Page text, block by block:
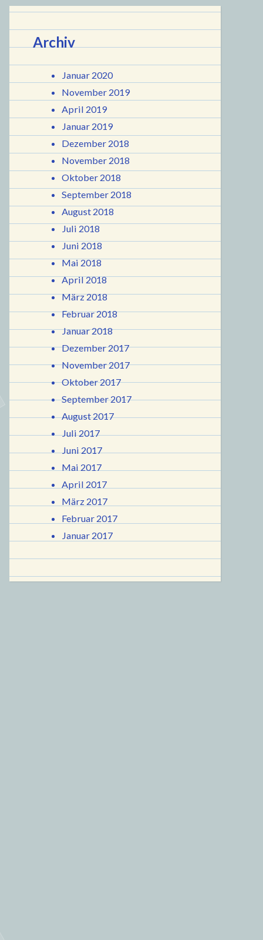
Archiv
Januar 2020
November 2019
April 2019
Januar 2019
Dezember 2018
November 2018
Oktober 2018
September 2018
August 2018
Juli 2018
Juni 2018
Mai 2018
April 2018
März 2018
Februar 2018
Januar 2018
Dezember 2017
November 2017
Oktober 2017
September 2017
August 2017
Juli 2017
Juni 2017
Mai 2017
April 2017
März 2017
Februar 2017
Januar 2017